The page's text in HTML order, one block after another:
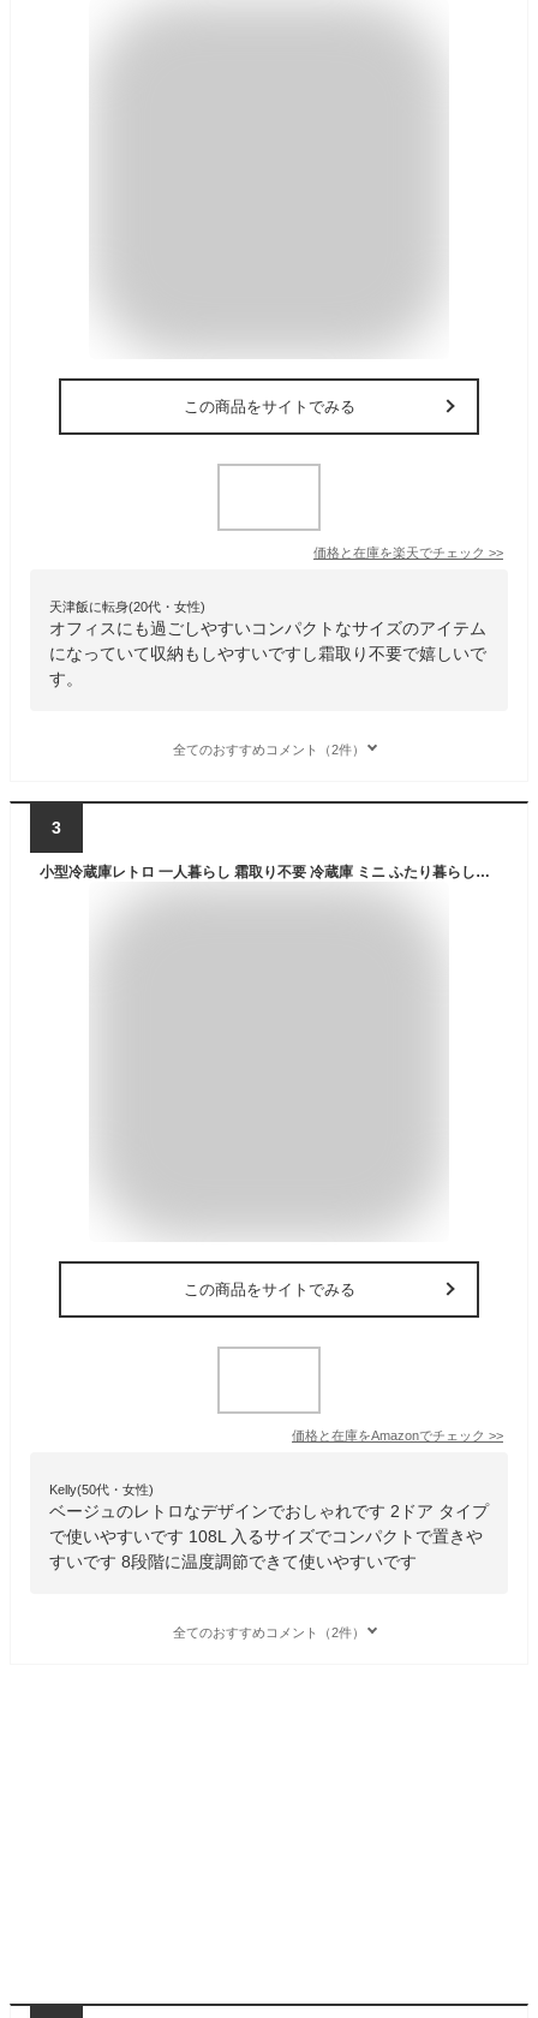
この商品をサイトでみる
価格と在庫を楽天でチェック >>
天津飯に転身(20代・女性)
オフィスにも過ごしやすいコンパクトなサイズのアイテム
になっていて収納もしやすいですし霜取り不要で嬉しいで
す。
全てのおすすめコメント（2件）
3
小型冷蔵庫レトロ 一人暮らし 霜取り不要 冷蔵庫 ミニ ふたり暮らし用 refrigerator 縦型 108L 2ドア 家庭用 コンパクト 静音 省エネ おしゃれ 8段階温度調節 ベージュ
この商品をサイトでみる
価格と在庫をAmazonでチェック >>
Kelly(50代・女性)
ベージュのレトロなデザインでおしゃれです 2ドア タイプ
で使いやすいです 108L 入るサイズでコンパクトで置きや
すいです 8段階に温度調節できて使いやすいです
全てのおすすめコメント（2件）